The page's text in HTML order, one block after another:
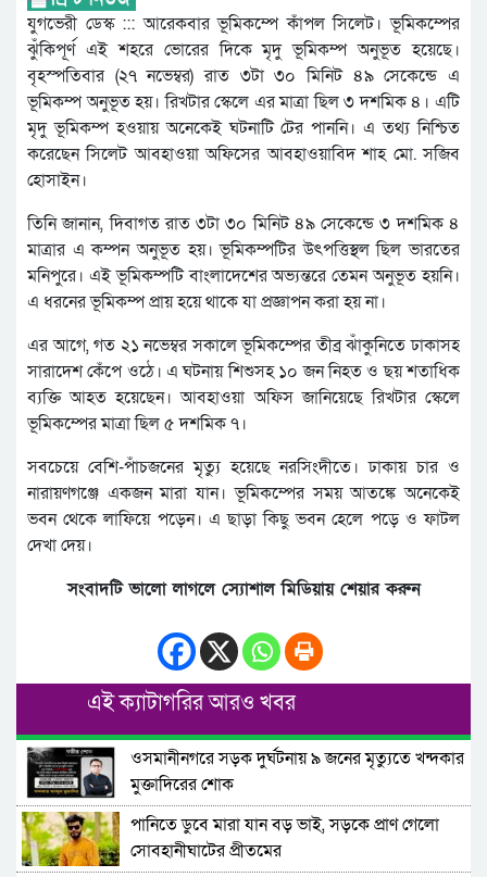
যুগভেরী ডেস্ক ::: আরেকবার ভূমিকম্পে কাঁপল সিলেট। ভূমিকম্পের
ঝুঁকিপূর্ণ এই শহরে ভোরের দিকে মৃদু ভূমিকম্প অনুভূত হয়েছে।
বৃহস্পতিবার (২৭ নভেম্বর) রাত ৩টা ৩০ মিনিট ৪৯ সেকেন্ডে এ
ভূমিকম্প অনুভূত হয়। রিখটার স্কেলে এর মাত্রা ছিল ৩ দশমিক ৪। এটি
মৃদু ভূমিকম্প হওয়ায় অনেকেই ঘটনাটি টের পাননি। এ তথ্য নিশ্চিত
করেছেন সিলেট আবহাওয়া অফিসের আবহাওয়াবিদ শাহ মো. সজিব
হোসাইন।
তিনি জানান, দিবাগত রাত ৩টা ৩০ মিনিট ৪৯ সেকেন্ডে ৩ দশমিক ৪
মাত্রার এ কম্পন অনুভূত হয়। ভূমিকম্পটির উৎপত্তিস্থল ছিল ভারতের
মনিপুরে। এই ভূমিকম্পটি বাংলাদেশের অভ্যন্তরে তেমন অনুভূত হয়নি।
এ ধরনের ভূমিকম্প প্রায় হয়ে থাকে যা প্রজ্ঞাপন করা হয় না।
এর আগে, গত ২১ নভেম্বর সকালে ভূমিকম্পের তীব্র ঝাঁকুনিতে ঢাকাসহ
সারাদেশ কেঁপে ওঠে। এ ঘটনায় শিশুসহ ১০ জন নিহত ও ছয় শতাধিক
ব্যক্তি আহত হয়েছেন। আবহাওয়া অফিস জানিয়েছে রিখটার স্কেলে
ভূমিকম্পের মাত্রা ছিল ৫ দশমিক ৭।
সবচেয়ে বেশি-পাঁচজনের মৃত্যু হয়েছে নরসিংদীতে। ঢাকায় চার ও
নারায়ণগঞ্জে একজন মারা যান। ভূমিকম্পের সময় আতঙ্কে অনেকেই
ভবন থেকে লাফিয়ে পড়েন। এ ছাড়া কিছু ভবন হেলে পড়ে ও ফাটল
দেখা দেয়।
সংবাদটি ভালো লাগলে স্যোশাল মিডিয়ায় শেয়ার করুন
এই ক্যাটাগরির আরও খবর
ওসমানীনগরে সড়ক দুর্ঘটনায় ৯ জনের মৃত্যুতে খন্দকার
মুক্তাদিরের শোক
পানিতে ডুবে মারা যান বড় ভাই, সড়কে প্রাণ গেলো
সোবহানীঘাটের প্রীতমের